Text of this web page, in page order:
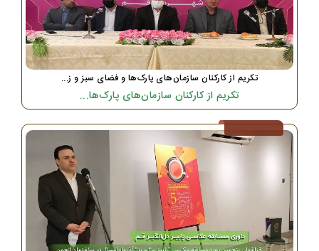
تکریم از کارکنان سازمان‌های پارک‌ها و فضای سبز و ز...
تکریم از کارکنان سازمان‌های پارک‌ها...